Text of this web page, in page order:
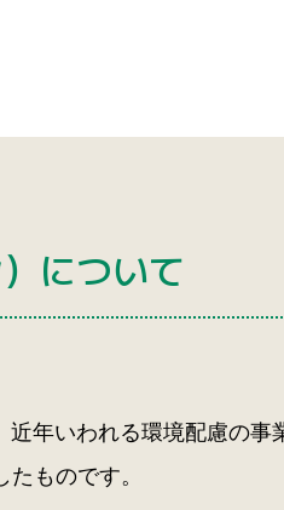
について
年いわれる環境配慮の事
ものです。